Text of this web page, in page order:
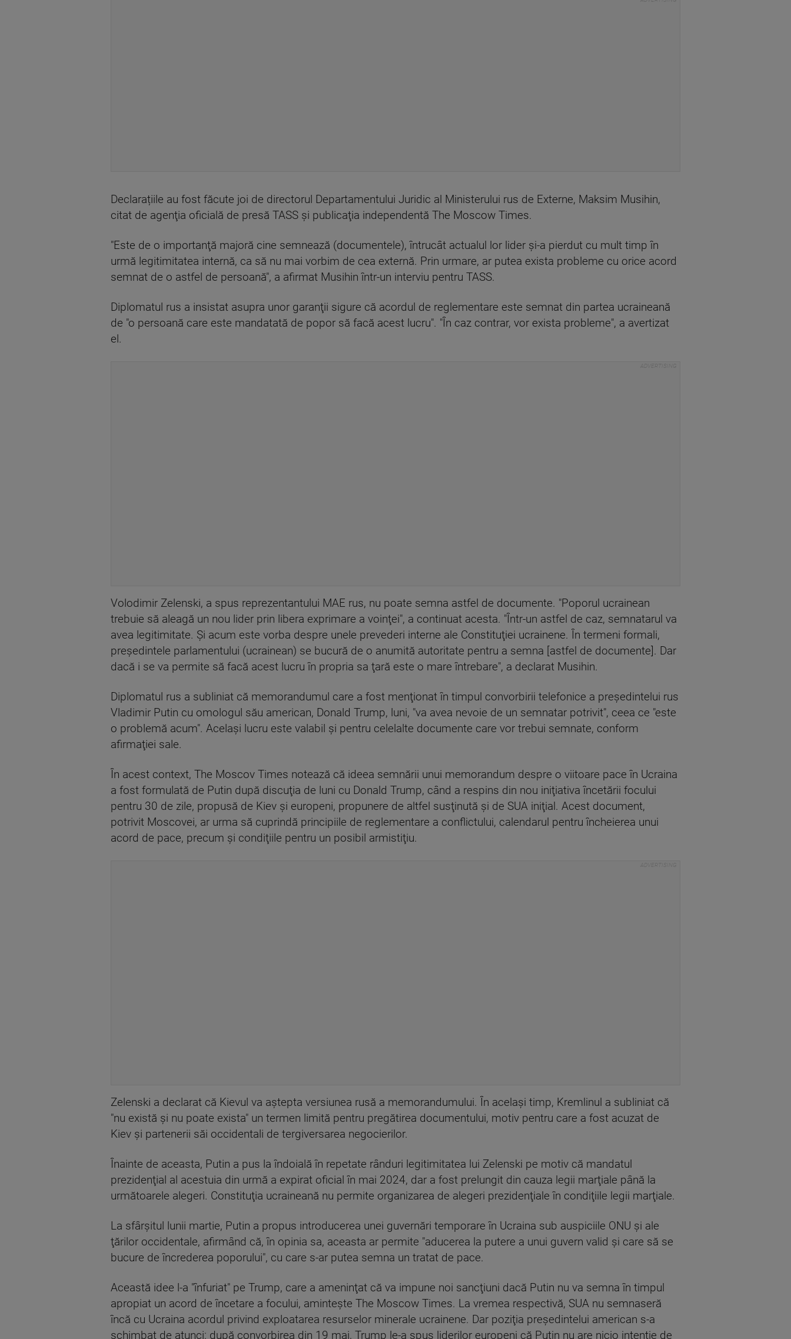
Declarațiile au fost făcute joi de directorul Departamentului Juridic al Ministerului rus de Externe, Maksim Musihin,
citat de agenţia oficială de presă TASS şi publicaţia independentă The Moscow Times.
"Este de o importanţă majoră cine semnează (documentele), întrucât actualul lor lider şi-a pierdut cu mult timp în
urmă legitimitatea internă, ca să nu mai vorbim de cea externă. Prin urmare, ar putea exista probleme cu orice acord
semnat de o astfel de persoană", a afirmat Musihin într-un interviu pentru TASS.
Diplomatul rus a insistat asupra unor garanţii sigure că acordul de reglementare este semnat din partea ucraineană
de "o persoană care este mandatată de popor să facă acest lucru". "În caz contrar, vor exista probleme", a avertizat
el.
Volodimir Zelenski, a spus reprezentantului MAE rus, nu poate semna astfel de documente. "Poporul ucrainean
trebuie să aleagă un nou lider prin libera exprimare a voinţei", a continuat acesta. "Într-un astfel de caz, semnatarul va
avea legitimitate. Şi acum este vorba despre unele prevederi interne ale Constituţiei ucrainene. În termeni formali,
preşedintele parlamentului (ucrainean) se bucură de o anumită autoritate pentru a semna [astfel de documente]. Dar
dacă i se va permite să facă acest lucru în propria sa ţară este o mare întrebare", a declarat Musihin.
Diplomatul rus a subliniat că memorandumul care a fost menţionat în timpul convorbirii telefonice a preşedintelui rus
Vladimir Putin cu omologul său american, Donald Trump, luni, "va avea nevoie de un semnatar potrivit", ceea ce "este
o problemă acum". Acelaşi lucru este valabil şi pentru celelalte documente care vor trebui semnate, conform
afirmaţiei sale.
În acest context, The Moscov Times notează că ideea semnării unui memorandum despre o viitoare pace în Ucraina
a fost formulată de Putin după discuţia de luni cu Donald Trump, când a respins din nou iniţiativa încetării focului
pentru 30 de zile, propusă de Kiev şi europeni, propunere de altfel susţinută şi de SUA iniţial. Acest document,
potrivit Moscovei, ar urma să cuprindă principiile de reglementare a conflictului, calendarul pentru încheierea unui
acord de pace, precum şi condiţiile pentru un posibil armistiţiu.
Zelenski a declarat că Kievul va aştepta versiunea rusă a memorandumului. În acelaşi timp, Kremlinul a subliniat că
"nu există şi nu poate exista" un termen limită pentru pregătirea documentului, motiv pentru care a fost acuzat de
Kiev şi partenerii săi occidentali de tergiversarea negocierilor.
Înainte de aceasta, Putin a pus la îndoială în repetate rânduri legitimitatea lui Zelenski pe motiv că mandatul
prezidenţial al acestuia din urmă a expirat oficial în mai 2024, dar a fost prelungit din cauza legii marţiale până la
următoarele alegeri. Constituţia ucraineană nu permite organizarea de alegeri prezidenţiale în condiţiile legii marţiale.
La sfârşitul lunii martie, Putin a propus introducerea unei guvernări temporare în Ucraina sub auspiciile ONU şi ale
ţărilor occidentale, afirmând că, în opinia sa, aceasta ar permite "aducerea la putere a unui guvern valid şi care să se
bucure de încrederea poporului", cu care s-ar putea semna un tratat de pace.
Această idee l-a "înfuriat" pe Trump, care a ameninţat că va impune noi sancţiuni dacă Putin nu va semna în timpul
apropiat un acord de încetare a focului, aminteşte The Moscow Times. La vremea respectivă, SUA nu semnaseră
încă cu Ucraina acordul privind exploatarea resurselor minerale ucrainene. Dar poziţia preşedintelui american s-a
schimbat de atunci: după convorbirea din 19 mai, Trump le-a spus liderilor europeni că Putin nu are nicio intenţie de